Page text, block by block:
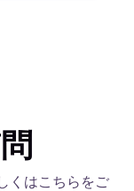
くはこちらをご